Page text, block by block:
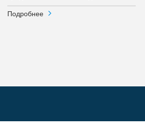
Подробнее